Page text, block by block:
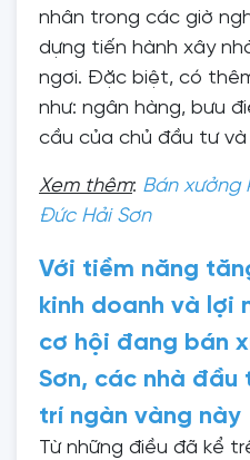
nhân trong các giờ
dựng tiến hành xây
ngơi. Đặc biệt, có
như: ngân hàng, bưu
cầu của chủ đầu tư
Xem thêm: Bán xưởng
Đức Hải Sơn
Với tiềm năng
kinh doanh và lợi
cơ hội đang bán
Sơn, các nhà
trí ngàn vàng này
Từ những điều đã kể